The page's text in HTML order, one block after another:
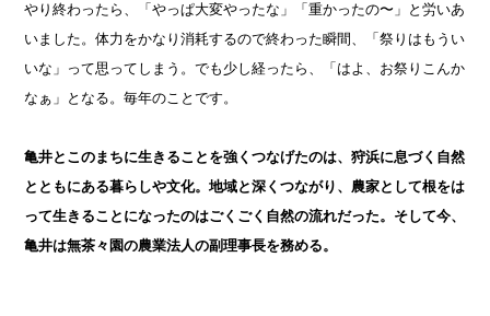
やり終わったら、「やっぱ大変やったな」「重かったの〜」と労いあ
いました。体力をかなり消耗するので終わった瞬間、「祭りはもうい
いな」って思ってしまう。でも少し経ったら、「はよ、お祭りこんか
なぁ」となる。毎年のことです。
亀井とこのまちに生きることを強くつなげたのは、狩浜に息づく自然
とともにある暮らしや文化。地域と深くつながり、農家として根をは
って生きることになったのはごくごく自然の流れだった。そして今、
亀井は無茶々園の農業法人の副理事長を務める。